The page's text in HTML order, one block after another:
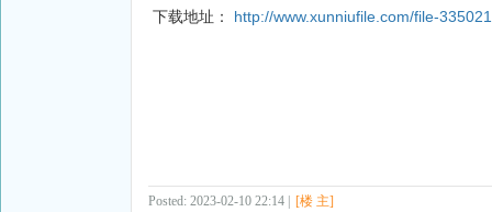
下载地址： http://www.xunniufile.com/file-
Posted: 2023-02-10 22:14 | [楼 主]